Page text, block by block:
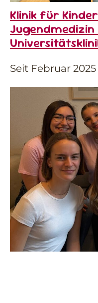
Klinik für
Jugendmedizin
Seit Februar 2025